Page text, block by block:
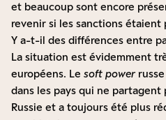
et beaucoup sont encore
revenir si les sanctions
Y a-t-il des différences entre
La situation est évidemment
européens. Le soft power
dans les pays qui ne partagent
Russie et a toujours été plus